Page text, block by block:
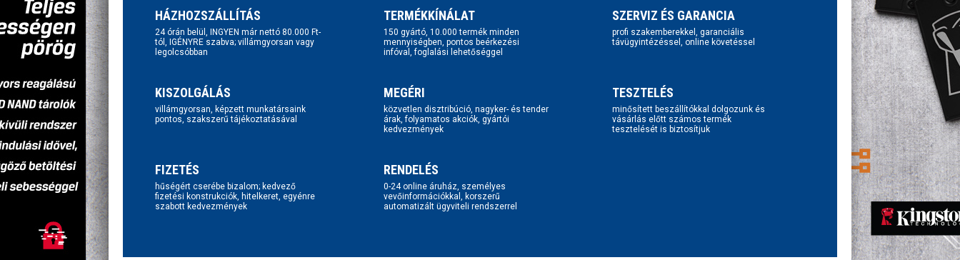
HÁZHOZSZÁLLÍTÁS
24 órán belül, INGYEN már nettó 80.000 Ft-
tól, IGÉNYRE szabva; villámgyorsan vagy
legolcsóbban
TERMÉKKÍNÁLAT
150 gyártó, 10.000 termék minden
mennyiségben, pontos beérkezési
infóval, foglalási lehetőséggel
SZERVIZ ÉS GARANCIA
profi szakemberekkel, garanciális
távügyintézéssel, online követéssel
KISZOLGÁLÁS
villámgyorsan, képzett munkatársaink
pontos, szakszerű tájékoztatásával
MEGÉRI
közvetlen disztribúció, nagyker- és tender
árak, folyamatos akciók, gyártói
kedvezmények
TESZTELÉS
minősített beszállítókkal dolgozunk és
vásárlás előtt számos termék
tesztelését is biztosítjuk
FIZETÉS
hűségért cserébe bizalom; kedvező
fizetési konstrukciók, hitelkeret, egyénre
szabott kedvezmények
RENDELÉS
0-24 online áruház, személyes
vevőinformációkkal, korszerű
automatizált ügyviteli rendszerrel